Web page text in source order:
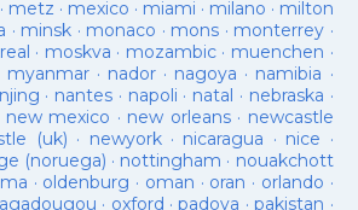
· metz · mexico · miami · milano · milton
· minsk · monaco · mons · monterrey ·
· moskva · mozambic· muenchen ·
myanmar· nador · nagoya · namibia ·
· nantes · napoli · natal · nebraska ·
new mexico · new orleans· newcastle
(uk) · newyork· nicaragua · nice ·
(noruega) · nottingham · nouakchott
· oldenburg · oman · oran · orlando ·
· oxford ·padova ·pakistan ·